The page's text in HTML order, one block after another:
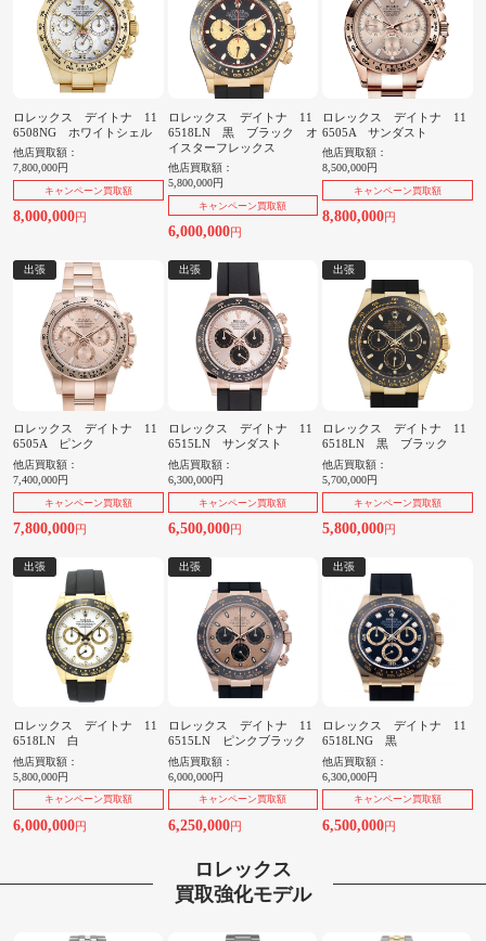
ロレックス デイトナ 11
6508NG ホワイトシェル
他店買取額：
7,800,000円
キャンペーン買取額
8,000,000円
ロレックス デイトナ 11
6518LN 黒 ブラック オ
イスターフレックス
他店買取額：
5,800,000円
キャンペーン買取額
6,000,000円
ロレックス デイトナ 11
6505A サンダスト
他店買取額：
8,500,000円
キャンペーン買取額
8,800,000円
出張
ロレックス デイトナ 11
6505A ピンク
他店買取額：
7,400,000円
キャンペーン買取額
7,800,000円
出張
ロレックス デイトナ 11
6515LN サンダスト
他店買取額：
6,300,000円
キャンペーン買取額
6,500,000円
出張
ロレックス デイトナ 11
6518LN 黒 ブラック
他店買取額：
5,700,000円
キャンペーン買取額
5,800,000円
出張
ロレックス デイトナ 11
6518LN 白
他店買取額：
5,800,000円
キャンペーン買取額
6,000,000円
出張
ロレックス デイトナ 11
6515LN ピンクブラック
他店買取額：
6,000,000円
キャンペーン買取額
6,250,000円
出張
ロレックス デイトナ 11
6518LNG 黒
他店買取額：
6,300,000円
キャンペーン買取額
6,500,000円
ロレックス
買取強化モデル